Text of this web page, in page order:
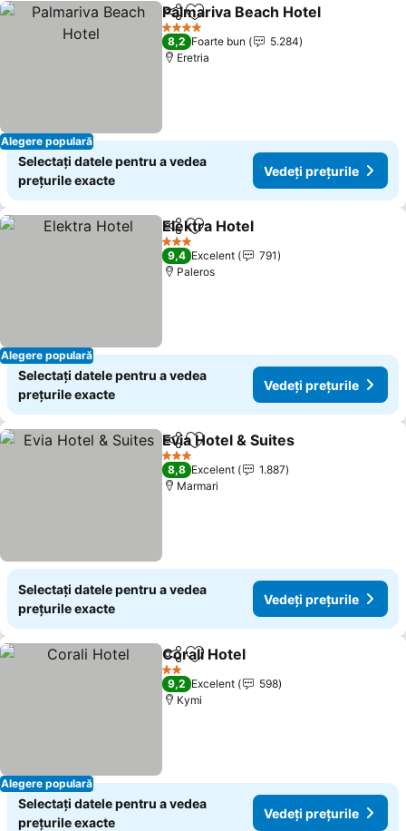
Alegere populară
DistribuițiAdăugaţi la favorite
Palmariva Beach Hotel
4 Stele
8,2 Foarte bun
5.284
Eretria
Selectați datele pentru a vedea
prețurile exacte
Vedeți prețurile
Alegere populară
DistribuițiAdăugaţi la favorite
Elektra Hotel
3 Stele
9,4 Excelent
791
Paleros
Selectați datele pentru a vedea
prețurile exacte
Vedeți prețurile
DistribuițiAdăugaţi la favorite
Evia Hotel & Suites
3 Stele
8,8 Excelent
1.887
Marmari
Selectați datele pentru a vedea
prețurile exacte
Vedeți prețurile
Alegere populară
DistribuițiAdăugaţi la favorite
Corali Hotel
2 Stele
9,2 Excelent
598
Kymi
Selectați datele pentru a vedea
prețurile exacte
Vedeți prețurile